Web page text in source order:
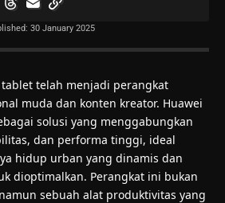
30 January 2025
telah menjadi perangkat
muda dan konten kreator. Huawei
solusi yang menggabungkan
dan performa tinggi, ideal
hidup urban yang dinamis dan
dioptimalkan. Perangkat ini bukan
sebuah alat produktivitas yang